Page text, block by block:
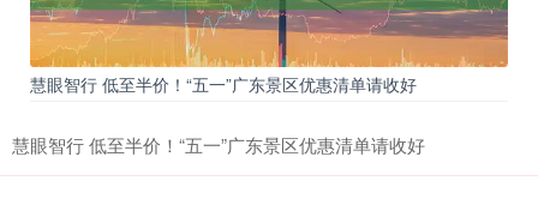
慧眼智行 低至半价！“五一”广东景区优惠清单请收好
慧眼智行 低至半价！“五一”广东景区优惠清单请收好